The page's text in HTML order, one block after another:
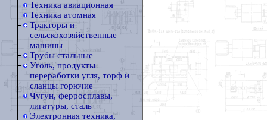
Техника авиационная
Техника атомная
Тракторы и
сельскохозяйственные
машины
Трубы стальные
Уголь, продукты
переработки угля, торф и
сланцы горючие
Чугун, ферросплавы,
лигатуры, сталь
Электронная техника,